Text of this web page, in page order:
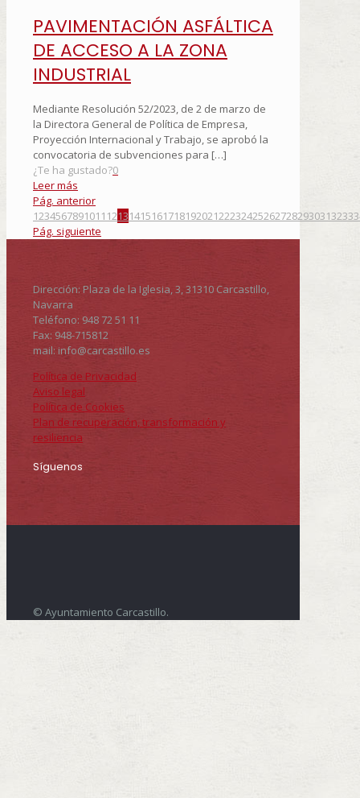
PAVIMENTACIÓN ASFÁLTICA
DE ACCESO A LA ZONA
INDUSTRIAL
Mediante Resolución 52/2023, de 2 de marzo de
la Directora General de Política de Empresa,
Proyección Internacional y Trabajo, se aprobó la
convocatoria de subvenciones para […]
¿Te ha gustado?0
Leer más
Pág. anterior
1234567891011 12131415161718192021222324252627282930313233
Pág. siguiente
Dirección: Plaza de la Iglesia, 3, 31310 Carcastillo,
Navarra
Teléfono: 948 72 51 11
Fax: 948-715812
mail: info@carcastillo.es
Política de Privacidad
Aviso legal
Política de Cookies
Plan de recuperación, transformación y
resiliencia
Síguenos
© Ayuntamiento Carcastillo.